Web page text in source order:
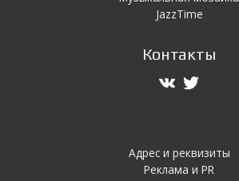
JazzTime
Контакты
Адрес и реквизиты
Реклама и PR